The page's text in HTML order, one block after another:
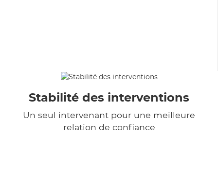
Stabilité des interventions
Un seul intervenant pour une meilleure
relation de confiance